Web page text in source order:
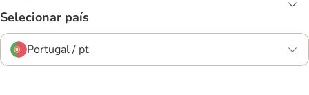
Selecionar país
Portugal / pt